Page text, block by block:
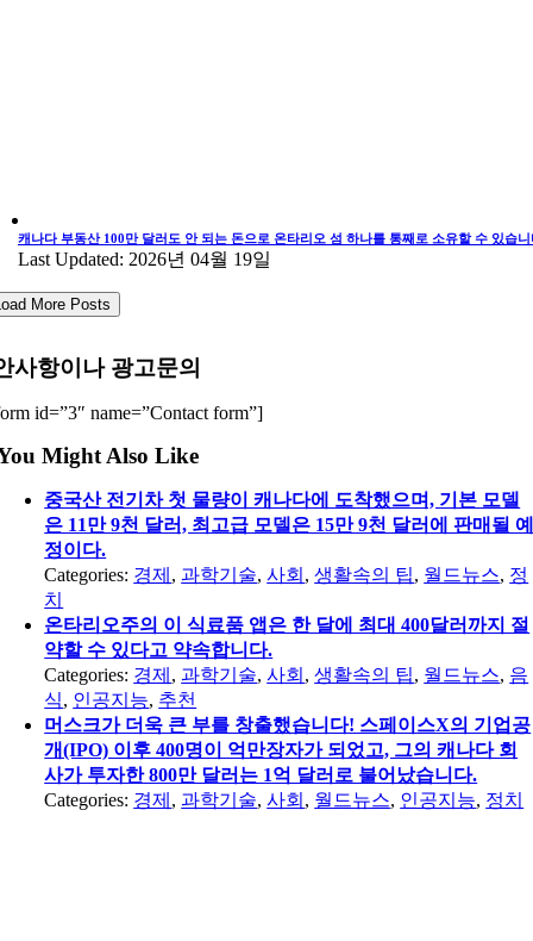
캐나다 부동산 100만 달러도 안 되는 돈으로 온타리오 섬 하나를 통째로 소유할 수 있습니
Last Updated: 2026년 04월 19일
More Posts
사항이나 광고문의
id=”3″ name=”Contact form”]
Might Also Like
중국산 전기차 첫 물량이 캐나다에 도착했으며, 기본 모델
은 11만 9천 달러, 최고급 모델은 15만 9천 달러에 판매될
정이다.
Categories: 경제 ,과학기술,사회 ,생활속의 팁, 월드뉴스, 정
치
온타리오주의 이 식료품 앱은 한 달에 최대 400달러까지 절
약할 수 있다고 약속합니다.
Categories: 경제 ,과학기술,사회 ,생활속의 팁, 월드뉴스, 음
식, 인공지능, 추천
머스크가 더욱 큰 부를 창출했습니다! 스페이스X의 기업공
개(IPO) 이후 400명이 억만장자가 되었고, 그의 캐나다 회
사가 투자한 800만 달러는 1억 달러로 불어났습니다.
Categories: 경제 ,과학기술,사회 , 월드뉴스, 인공지능, 정치